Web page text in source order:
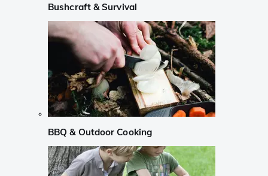
Bushcraft & Survival
BBQ & Outdoor Cooking